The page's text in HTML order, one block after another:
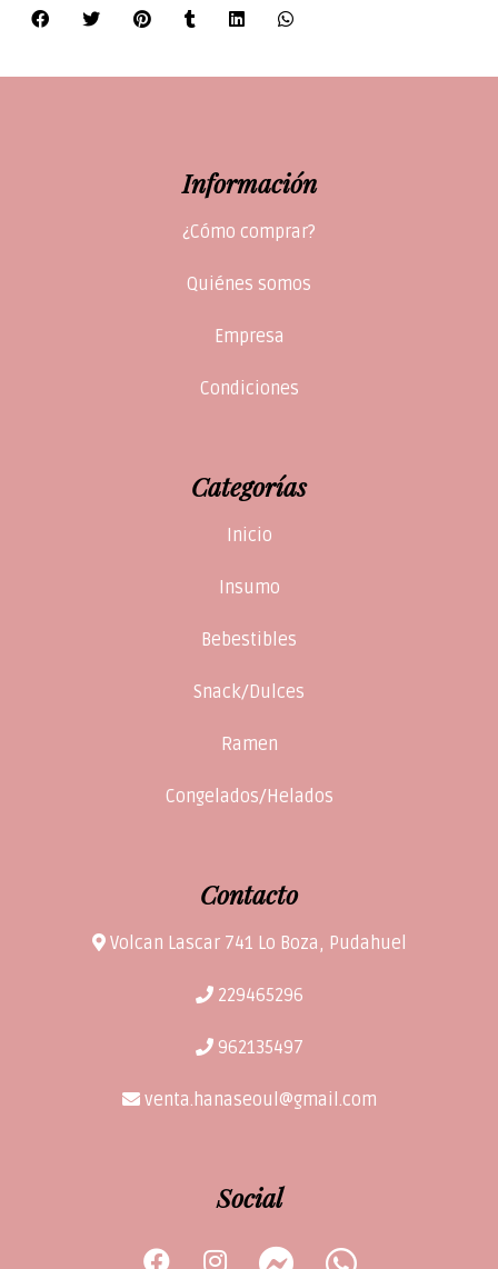
Información
¿Cómo comprar?
Quiénes somos
Empresa
Condiciones
Categorías
Inicio
Insumo
Bebestibles
Snack/Dulces
Ramen
Congelados/Helados
Contacto
Volcan Lascar 741 Lo Boza, Pudahuel
229465296
962135497
venta.hanaseoul@gmail.com
Social